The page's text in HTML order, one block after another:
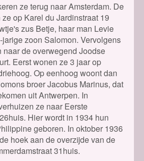
ze terug naar Amsterdam. De
op Karel du Jardinstraat 19
zus Betje, haar man Levie
zoon Salomon. Vervolgens
naar de overwegend Joodse
Eerst wonen ze 3 jaar op
Op eenhoog woont dan
broer Jacobus Marinus, dat
uit Antwerpen. In
ze naar Eerste
Hier wordt in 1934 hun
geboren. In oktober 1936
hoek aan de overzijde van de
31huis.